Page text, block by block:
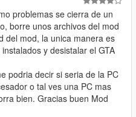
problemas se cierra de un
borre unos archivos del mod
del mod, la unica manera es
y desistalar el GTA
podria decir si seria de la PC
o tal ves una PC mas
bien. Gracias buen Mod